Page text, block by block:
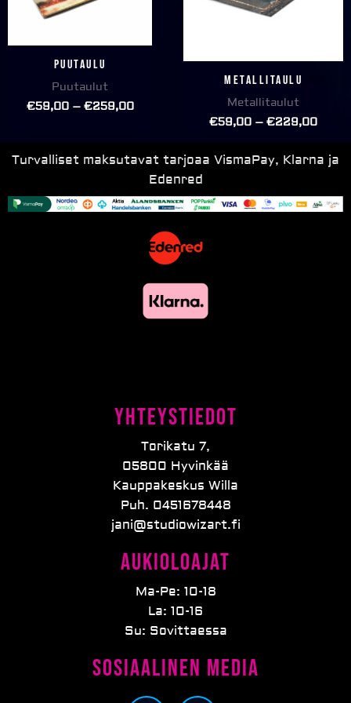
Puutaulu
Puutaulut
€59,00 – €259,00
Metallitaulu
Metallitaulut
€59,00 – €229,00
Turvalliset maksutavat tarjoaa VismaPay, Klarna ja
Edenred
Yhteystiedot
Torikatu 7,
05800 Hyvinkää
Kauppakeskus Willa
Puh. 0451678448
jani@studiowizart.fi
Aukioloajat
Ma-Pe: 10-18
La: 10-16
Su: Sovittaessa
Sosiaalinen media